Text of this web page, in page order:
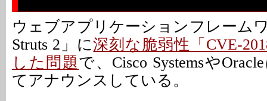
ウェブアプリケーションフレーム
Struts 2」に深刻な脆弱性「CVE-
した問題で、Cisco Systemsや
てアナウンスしている。